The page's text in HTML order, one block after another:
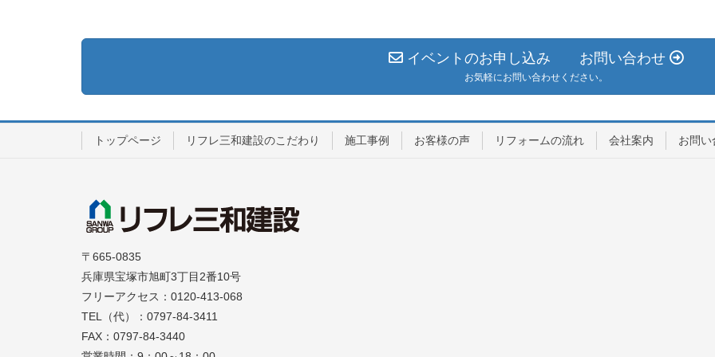
イベントのお申し込み お問い合わせ
お気軽にお問い合わせください。
トップページ リフレ三和建設のこだわり 施工事例 お客様の声 リフォームの流れ 会社案内 お問い
〒665-0835
兵庫県宝塚市旭町3丁目2番10号
フリーアクセス：0120-413-068
TEL（代）：0797-84-3411
FAX：0797-84-3440